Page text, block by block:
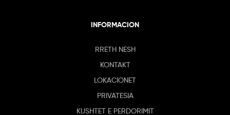
INFORMACION
RRETH NESH
KONTAKT
LOKACIONET
PRIVATESIA
KUSHTET E PERDORIMIT